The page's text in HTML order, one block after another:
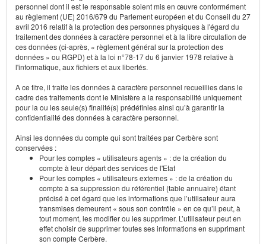
personnel dont il est le responsable soient mis en œuvre conformément
au règlement (UE) 2016/679 du Parlement européen et du Conseil du 27
avril 2016 relatif à la protection des personnes physiques à l'égard du
traitement des données à caractère personnel et à la libre circulation de
ces données (ci-après, « règlement général sur la protection des
données » ou RGPD) et à la loi n°78-17 du 6 janvier 1978 relative à
l'informatique, aux fichiers et aux libertés.
A ce titre, il traite les données à caractère personnel recueillies dans le
cadre des traitements dont le Ministère a la responsabilité uniquement
pour la ou les seule(s) finalité(s) prédéfinies ainsi qu’à garantir la
confidentialité des données à caractère personnel.
Ainsi les données du compte qui sont traitées par Cerbère sont
conservées :
Pour les comptes « utilisateurs agents » : de la création du
compte à leur départ des services de l'Etat
Pour les comptes « utilisateurs externes » : de la création du
compte à sa suppression du référentiel (table annuaire) étant
précisé à cet égard que les informations que l’utilisateur aura
transmises demeurent « sous son contrôle » en ce qu’il peut, à
tout moment, les modifier ou les supprimer. L’utilisateur peut en
effet choisir de supprimer toutes ses informations en supprimant
son compte Cerbère.